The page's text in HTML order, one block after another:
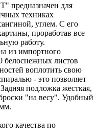
предназначен для
техниках
углем. С его
проработав все
работу.
из импортного
белоснежных листов
воплотить свою
- это позволяет
подложка жесткая,
"на весу". Удобный
качества по